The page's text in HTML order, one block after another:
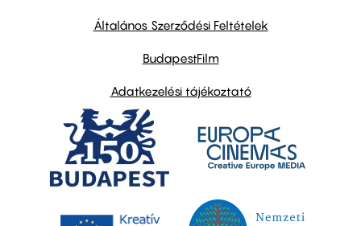
Általános Szerződési Feltételek
BudapestFilm
Adatkezelési tájékoztató